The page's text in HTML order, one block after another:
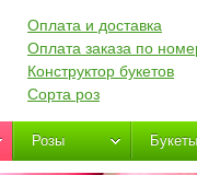
Оплата и доставка
Оплата заказа по
Конструктор букетов
Сорта роз
Розы Букеты